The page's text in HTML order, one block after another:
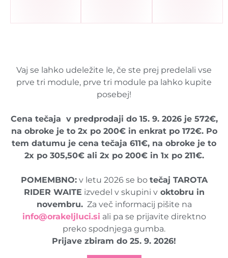
Vaj se lahko udeležite le, če ste prej predelali vse
prve tri module, prve tri module pa lahko kupite
posebej!
Cena tečaja v predprodaji do 15. 9. 2026 je 572€,
na obroke je to 2x po 200€ in enkrat po 172€. Po
tem datumu je cena tečaja 611€, na obroke je to
2x po 305,50€ ali 2x po 200€ in 1x po 211€.
POMEMBNO:v letu 2026 se bo tečaj TAROTA
RIDER WAITE izvedel v skupini voktobru in
novembru.Za več informacij pišite na
info@orakeljluci.si ali pa se prijavite direktno
preko spodnjega gumba.
Prijave zbiram do 25. 9. 2026!